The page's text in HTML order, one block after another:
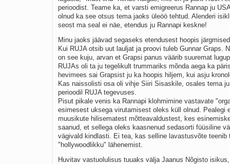
perioodist. Teame ka, et varsti emigreerus Rannap ju
olnud ka see otsus tema jaoks üleöö tehtud. Alenderi
seost ma seal ei näe, etendus ju Rannapi keskne!
Minu jaoks jäävad segaseks etendusest hoopis
Kui RUJA otsib uut lauljat ja proovi tuleb Gunnar Graps.
on see kuju, arvan et Grapsi panus väärib suuremat
RUJAs oli ta ju tegelikult trummariks mõnda aega ka
hevimees sai Grapsist ju ka hoopis hiljem, kui asju
Kas naissolisti osa oli vihje Siiri Sisaskile, osales tema
perioodil RUJA tegevuses.
Pisut pikale venis ka Rannapi klohmimine vastavate
esimesest uksega virutamisest oleks küll olnud. Pealegi
muusikute hilisematest mõtteavaldustest, kes
saanud, et sellega oleks kaasnenud sedasorti füüsiline
vägivald kindlasti. Ei tea, kas selline lavastusvõte teenib
"hollywoodlikku" lähenemist.
Huvitav vastuolulisus tuuaks välja Jaanus Nõgisto